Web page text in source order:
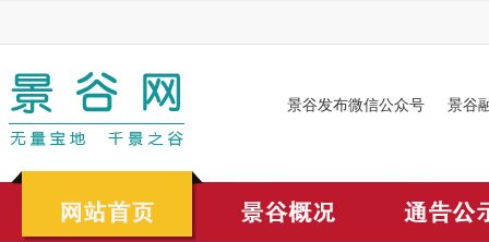
景谷发布微信公众号 景谷